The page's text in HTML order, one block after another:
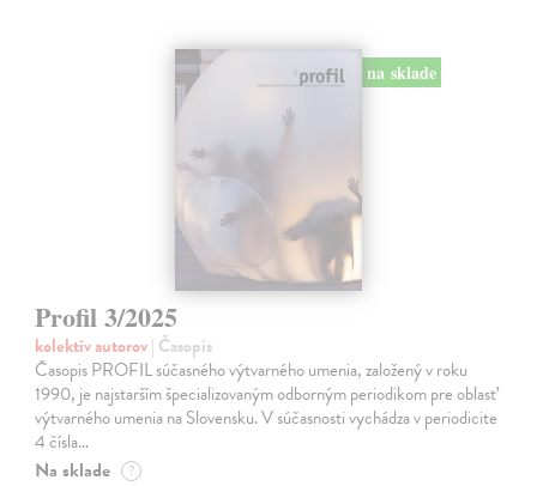
na sklade
Profil 3/2025
kolektív autorov| Časopis
Časopis PROFIL súčasného výtvarného umenia, založený v roku
1990, je najstarším špecializovaným odborným periodikom pre oblasť
výtvarného umenia na Slovensku. V súčasnosti vychádza v periodicite
4 čísla…
Na sklade ?